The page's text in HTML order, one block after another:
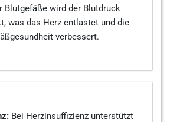
Blutgefäße wird der Blutdruck
was das Herz entlastet und die
verbessert.
Bei Herzinsuffizienz unterstützt